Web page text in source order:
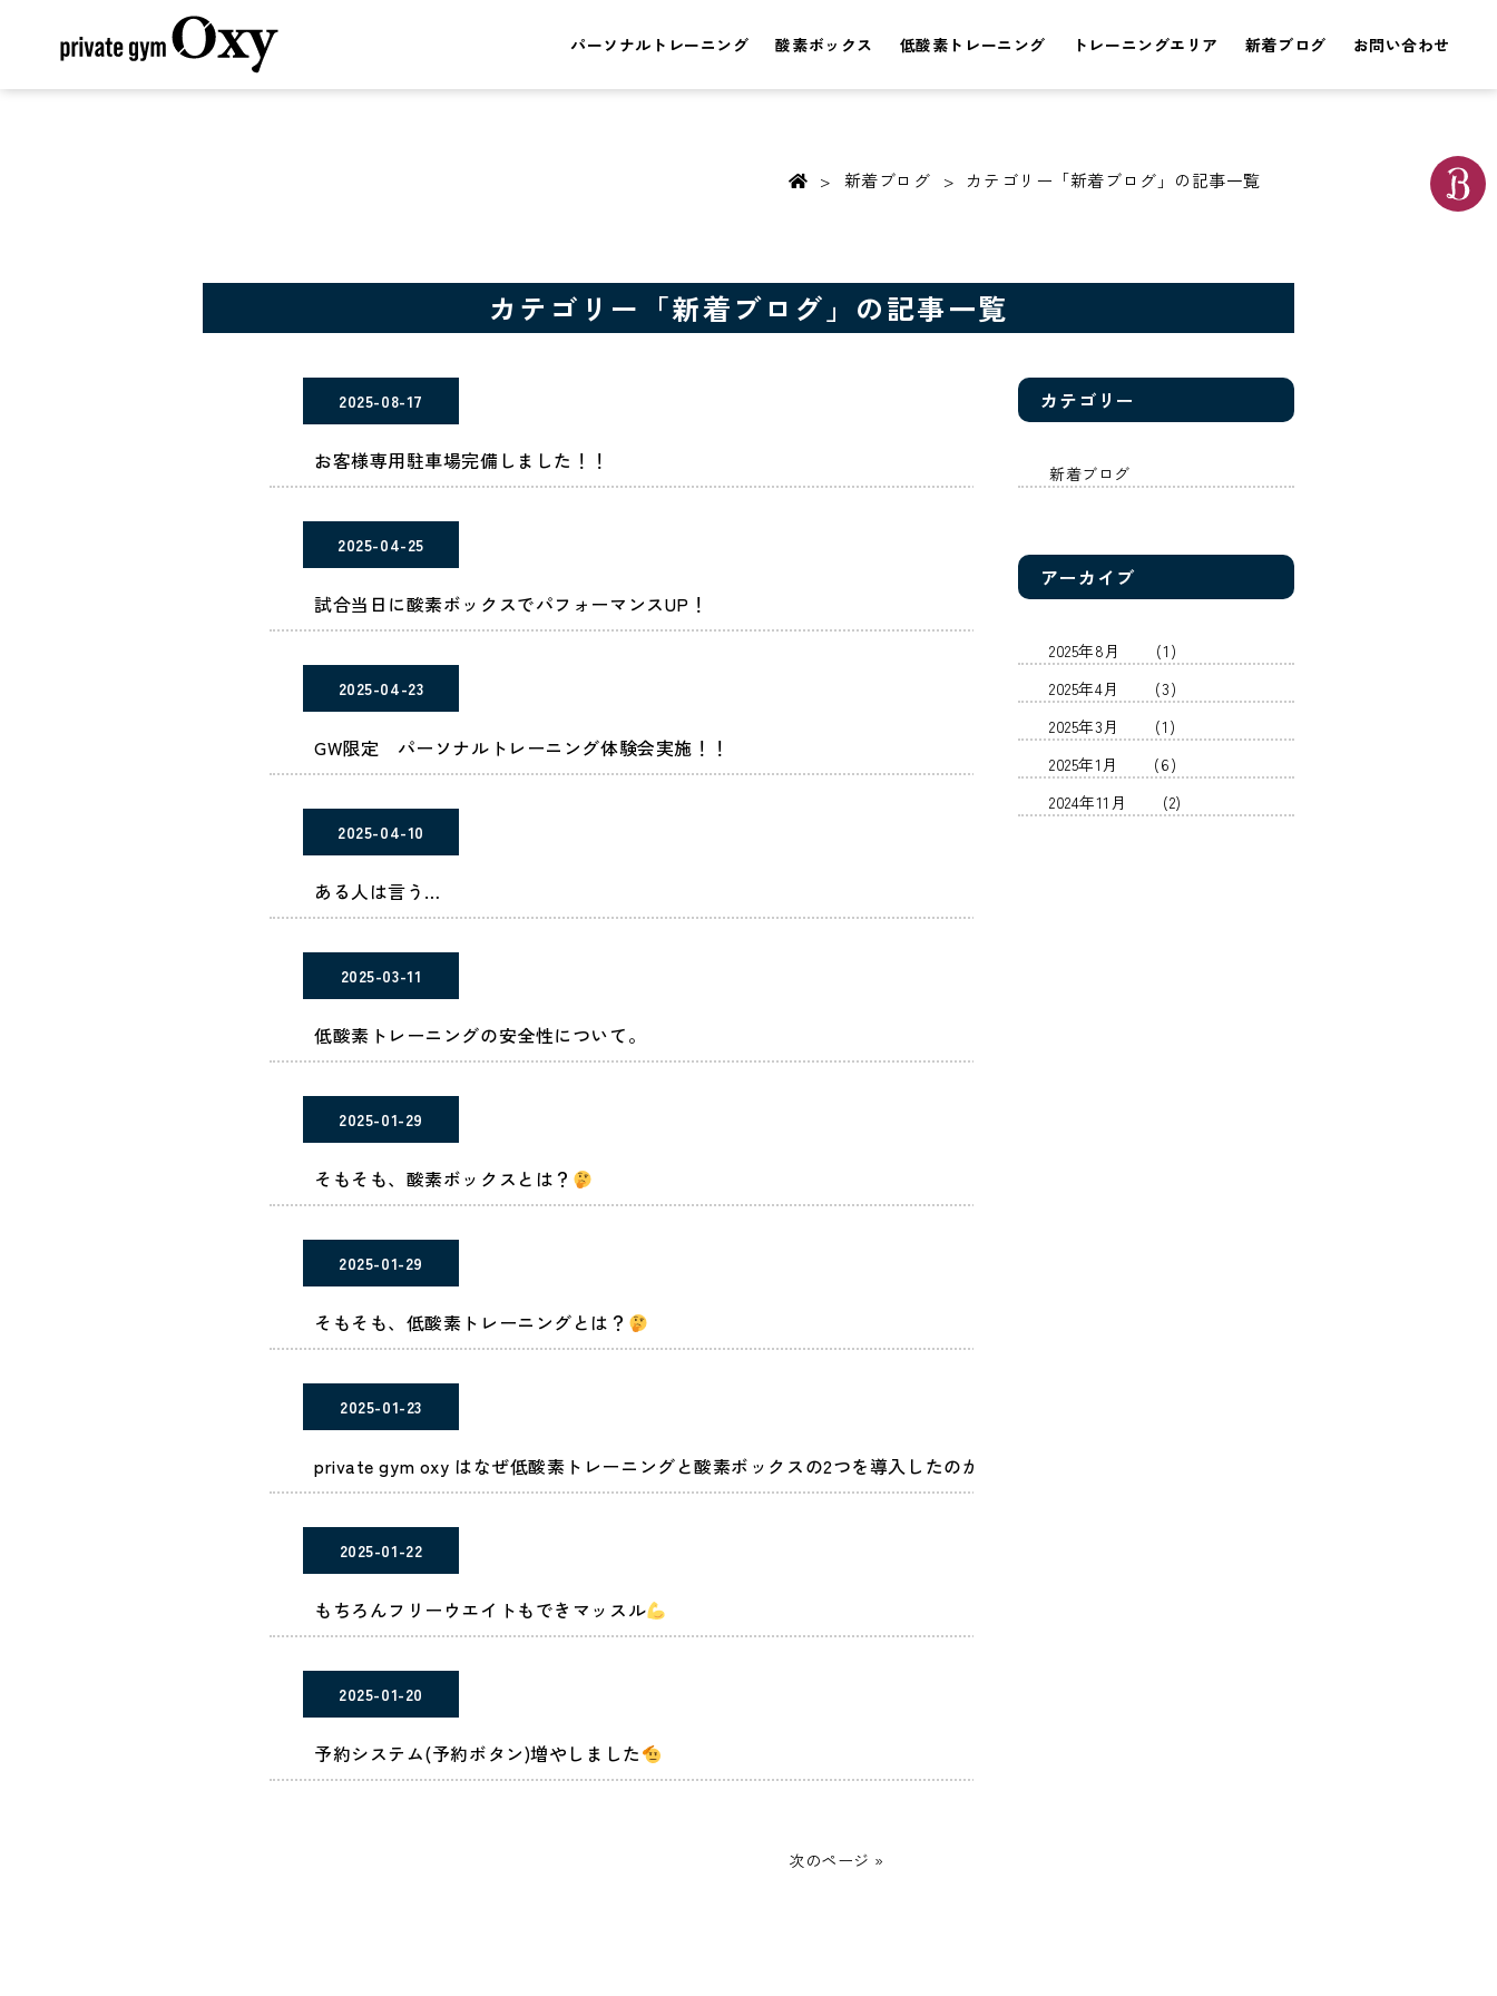
パーソナルトレーニング 酸素ボックス 低酸素トレーニング トレーニングエリア 新着ブログ お問い合わせ
新着ブログ カテゴリー「新着ブログ」の記事一覧
カテゴリー「新着ブログ」の記事一覧
2025-08-17
お客様専用駐車場完備しました！！
2025-04-25
試合当日に酸素ボックスでパフォーマンスUP！
2025-04-23
GW限定 パーソナルトレーニング体験会実施！！
2025-04-10
ある人は言う…
2025-03-11
低酸素トレーニングの安全性について。
2025-01-29
そもそも、酸素ボックスとは？
2025-01-29
そもそも、低酸素トレーニングとは？
2025-01-23
private gym oxy はなぜ低酸素トレーニングと酸素ボックスの2つを導入したのか
2025-01-22
もちろんフリーウエイトもできマッスル
2025-01-20
予約システム(予約ボタン)増やしました
次のページ »
カテゴリー
新着ブログ
アーカイブ
2025年8月
(1)
2025年4月
(3)
2025年3月
(1)
2025年1月
(6)
2024年11月
(2)